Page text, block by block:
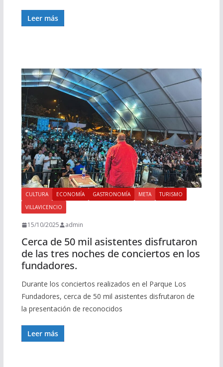
Leer más
CULTURA ECONOMÍA GASTRONOMÍA META
TURISMO
VILLAVICENCIO
15/10/2025 admin
Cerca de 50 mil asistentes disfrutaron
de las tres noches de conciertos en los
fundadores.
Durante los conciertos realizados en el Parque Los
Fundadores, cerca de 50 mil asistentes disfrutaron de
la presentación de reconocidos
Leer más